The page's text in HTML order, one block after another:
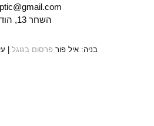
השחר 13, הוד השרון
בניה: איל פור פרסום בגוגל |